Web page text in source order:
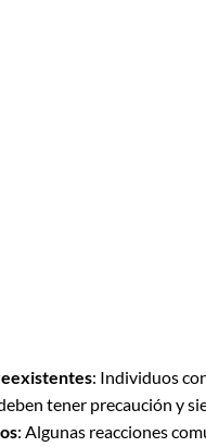
: Individuos
tener precaución y
: Algunas reacciones